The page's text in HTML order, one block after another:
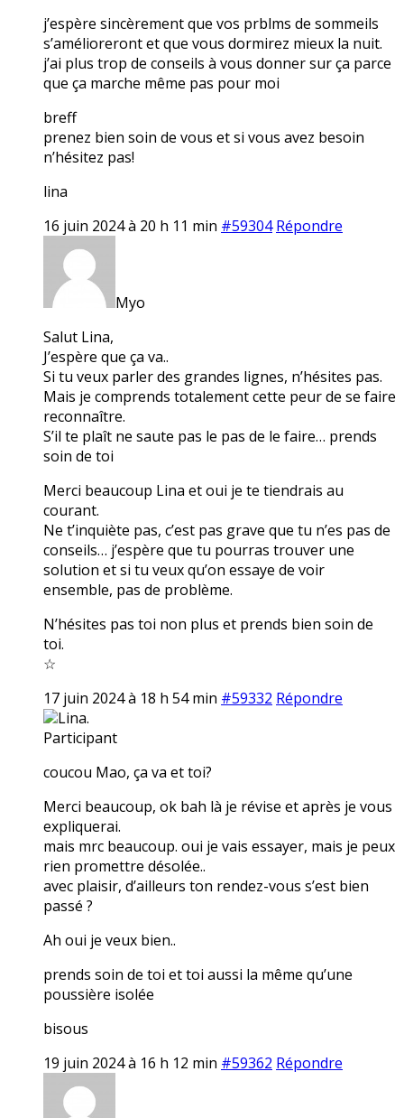
j’espère sincèrement que vos prblms de sommeils
s’amélioreront et que vous dormirez mieux la nuit.
j’ai plus trop de conseils à vous donner sur ça parce
que ça marche même pas pour moi
breff
prenez bien soin de vous et si vous avez besoin
n’hésitez pas!
lina
16 juin 2024 à 20 h 11 min #59304 Répondre
Myo
Salut Lina,
J’espère que ça va..
Si tu veux parler des grandes lignes, n’hésites pas.
Mais je comprends totalement cette peur de se faire
reconnaître.
S’il te plaît ne saute pas le pas de le faire… prends
soin de toi
Merci beaucoup Lina et oui je te tiendrais au
courant.
Ne t’inquiète pas, c’est pas grave que tu n’es pas de
conseils… j’espère que tu pourras trouver une
solution et si tu veux qu’on essaye de voir
ensemble, pas de problème.
N’hésites pas toi non plus et prends bien soin de
toi.
☆
17 juin 2024 à 18 h 54 min #59332 Répondre
Lina.
Participant
coucou Mao, ça va et toi?
Merci beaucoup, ok bah là je révise et après je vous
expliquerai.
mais mrc beaucoup. oui je vais essayer, mais je peux
rien promettre désolée..
avec plaisir, d’ailleurs ton rendez-vous s’est bien
passé ?
Ah oui je veux bien..
prends soin de toi et toi aussi la même qu’une
poussière isolée
bisous
19 juin 2024 à 16 h 12 min #59362 Répondre